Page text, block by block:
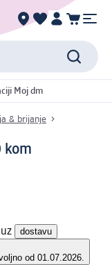
Moj dm
& brijanje
kom
dostavu
od 01.07.2026.